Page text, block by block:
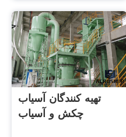
تهیه کنندگان آسیاب
چکش و آسیاب